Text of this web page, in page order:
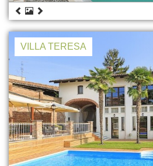
VILLA TERESA